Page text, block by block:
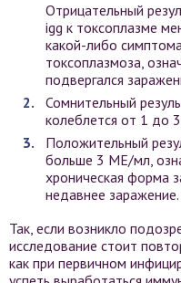
Отрицательный
igg к токсоплазме
какой-либо
токсоплазмоза,
подвергался
Сомнительный
колеблется от 1 до
Положительный
больше 3 МЕ/мл,
хроническая форма
недавнее заражение.
Так, если возникло
исследование стоит
как при первичном